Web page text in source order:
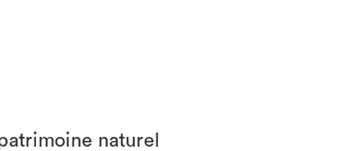
naturel